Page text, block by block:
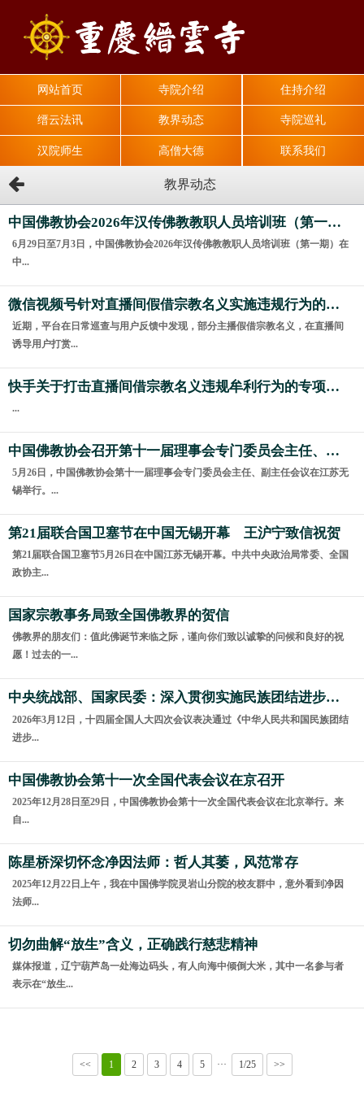
网站首页 寺院介绍 住持介绍
缙云法讯 教界动态 寺院巡礼
汉院师生 高僧大德 联系我们
教界动态
中国佛教协会2026年汉传佛教教职人员培训班（第一期）在京举办
6月29日至7月3日，中国佛教协会2026年汉传佛教教职人员培训班（第一期）在
中...
微信视频号针对直播间假借宗教名义实施违规行为的治理公告
近期，平台在日常巡查与用户反馈中发现，部分主播假借宗教名义，在直播间
诱导用户打赏...
快手关于打击直播间借宗教名义违规牟利行为的专项治理公告
...
中国佛教协会召开第十一届理事会专门委员会主任、副主任会议
5月26日，中国佛教协会第十一届理事会专门委员会主任、副主任会议在江苏无
锡举行。...
第21届联合国卫塞节在中国无锡开幕 王沪宁致信祝贺
第21届联合国卫塞节5月26日在中国江苏无锡开幕。中共中央政治局常委、全国
政协主...
国家宗教事务局致全国佛教界的贺信
佛教界的朋友们：值此佛诞节来临之际，谨向你们致以诚挚的问候和良好的祝
愿！过去的一...
中央统战部、国家民委：深入贯彻实施民族团结进步促进法 进一步增强中华民族凝聚力向心力
2026年3月12日，十四届全国人大四次会议表决通过《中华人民共和国民族团结
进步...
中国佛教协会第十一次全国代表会议在京召开
2025年12月28日至29日，中国佛教协会第十一次全国代表会议在北京举行。来
自...
陈星桥深切怀念净因法师：哲人其萎，风范常存
2025年12月22日上午，我在中国佛学院灵岩山分院的校友群中，意外看到净因
法师...
切勿曲解“放生”含义，正确践行慈悲精神
媒体报道，辽宁葫芦岛一处海边码头，有人向海中倾倒大米，其中一名参与者
表示在“放生...
<< 1 2 3 4 5 ··· 1/25 >>